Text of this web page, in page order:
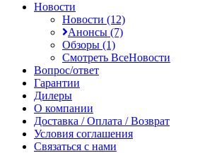
Новости
Новости (12)
Анонсы (7)
Обзоры (1)
Смотреть ВсеНовости
Вопрос/ответ
Гарантии
Дилеры
О компании
Доставка / Оплата / Возврат
Условия соглашения
Связаться с нами